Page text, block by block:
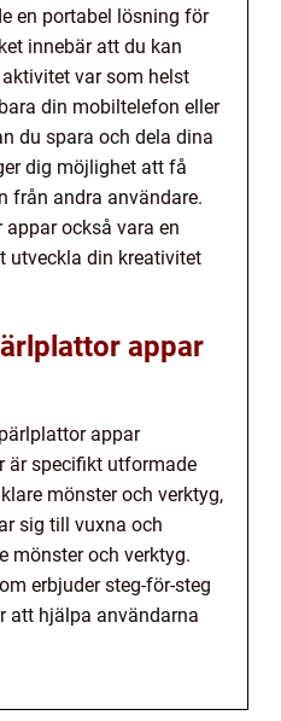
en portabel lösning för
innebär att du kan
var som helst
din mobiltelefon eller
du spara och dela dina
dig möjlighet att få
från andra användare.
också vara en
utveckla din kreativitet
appar
appar
är specifikt utformade
mönster och verktyg,
sig till vuxna och
mönster och verktyg.
erbjuder steg-för-steg
att hjälpa användarna